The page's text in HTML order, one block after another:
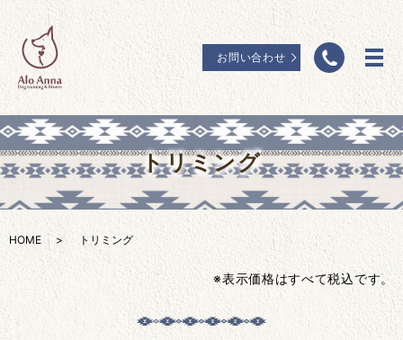
お問い合わせ
トリミング
HOME トリミング
※表示価格はすべて税込です。